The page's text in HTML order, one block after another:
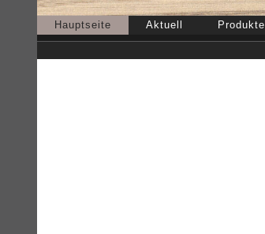
Hauptseite Aktuell Produkte